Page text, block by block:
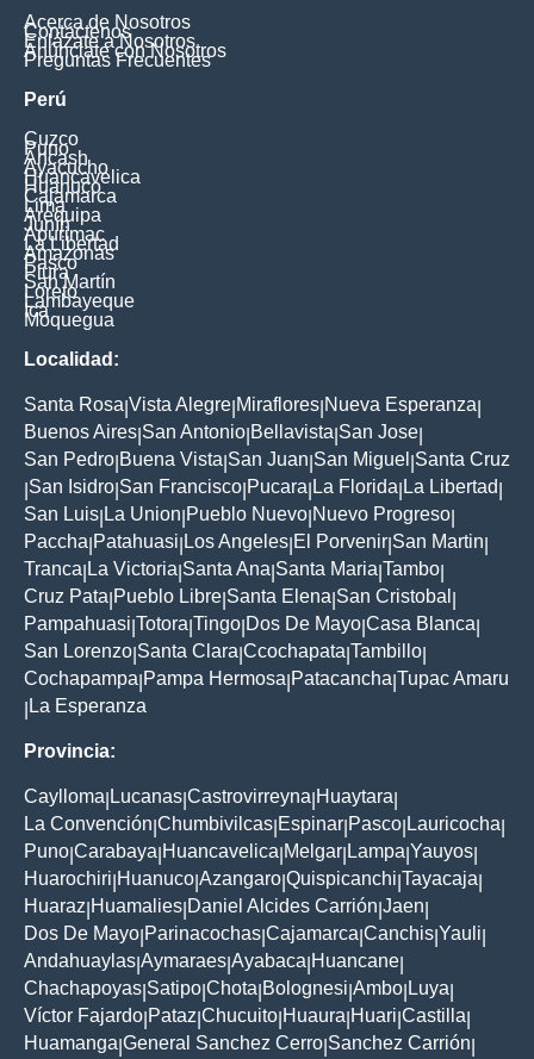
Acerca de Nosotros
Contáctenos
Enlázate a Nosotros
Anúnciate con Nosotros
Preguntas Frecuentes
Perú
Cuzco
Puno
Ancash
Ayacucho
Huancavelica
Huanuco
Cajamarca
Lima
Arequipa
Junín
Apurimac
La Libertad
Amazonas
Pasco
Piura
San Martín
Loreto
Lambayeque
Ica
Moquegua
Localidad:
Santa Rosa Vista Alegre Miraflores Nueva Esperanza
Buenos Aires San Antonio Bellavista San Jose
San Pedro Buena Vista San Juan San Miguel Santa Cruz
San Isidro San Francisco Pucara La Florida La Libertad
San Luis La Union Pueblo Nuevo Nuevo Progreso
Paccha Patahuasi Los Angeles El Porvenir San Martin
Tranca La Victoria Santa Ana Santa Maria Tambo
Cruz Pata Pueblo Libre Santa Elena San Cristobal
Pampahuasi Totora Tingo Dos De Mayo Casa Blanca
San Lorenzo Santa Clara Ccochapata Tambillo
Cochapampa Pampa Hermosa Patacancha Tupac Amaru
La Esperanza
Provincia:
Caylloma Lucanas Castrovirreyna Huaytara
La Convención Chumbivilcas Espinar Pasco Lauricocha
Puno Carabaya Huancavelica Melgar Lampa Yauyos
Huarochiri Huanuco Azangaro Quispicanchi Tayacaja
Huaraz Huamalies Daniel Alcides Carrión Jaen
Dos De Mayo Parinacochas Cajamarca Canchis Yauli
Andahuaylas Aymaraes Ayabaca Huancane
Chachapoyas Satipo Chota Bolognesi Ambo Luya
Víctor Fajardo Pataz Chucuito Huaura Huari Castilla
Huamanga General Sanchez Cerro Sanchez Carrión